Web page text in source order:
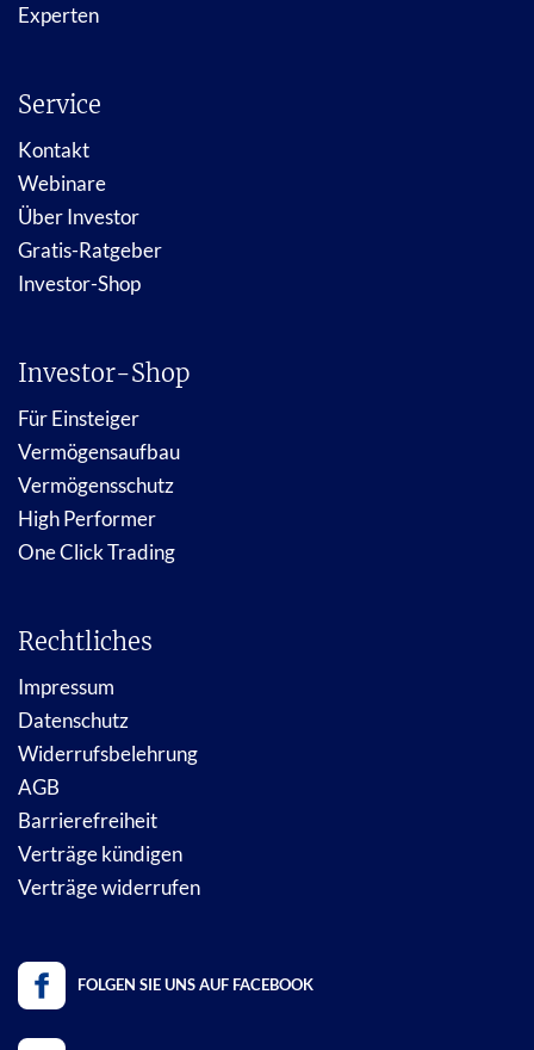
Experten
Service
Kontakt
Webinare
Über Investor
Gratis-Ratgeber
Investor-Shop
Investor-Shop
Für Einsteiger
Vermögensaufbau
Vermögensschutz
High Performer
One Click Trading
Rechtliches
Impressum
Datenschutz
Widerrufsbelehrung
AGB
Barrierefreiheit
Verträge kündigen
Verträge widerrufen
FOLGEN SIE UNS AUF FACEBOOK